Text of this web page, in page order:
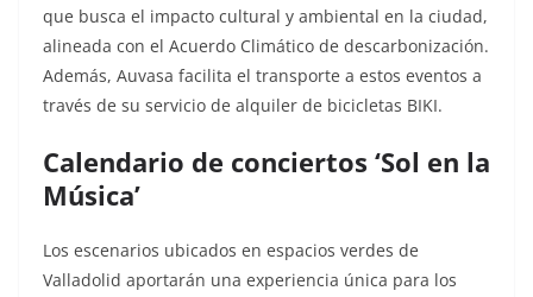
que busca el impacto cultural y ambiental en la ciudad,
alineada con el Acuerdo Climático de descarbonización.
Además, Auvasa facilita el transporte a estos eventos a
través de su servicio de alquiler de bicicletas BIKI.
Calendario de conciertos ‘Sol en la
Música’
Los escenarios ubicados en espacios verdes de
Valladolid aportarán una experiencia única para los